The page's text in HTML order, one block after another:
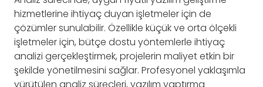
hizmetlerine ihtiyaç duyan işletmeler için de
çözümler sunulabilir. Özellikle küçük ve orta ölçekli
işletmeler için, bütçe dostu yöntemlerle ihtiyaç
analizi gerçekleştirmek, projelerin maliyet etkin bir
şekilde yönetilmesini sağlar. Profesyonel yaklaşımla